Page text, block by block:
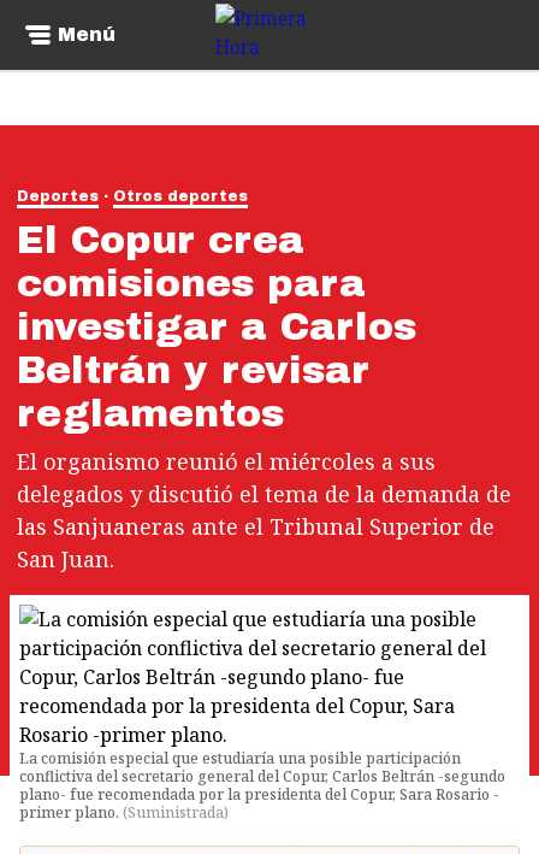
Menú
Deportes Otros deportes
El Copur crea
comisiones para
investigar a Carlos
Beltrán y revisar
reglamentos
El organismo reunió el miércoles a sus
delegados y discutió el tema de la demanda de
las Sanjuaneras ante el Tribunal Superior de
San Juan.
La comisión especial que estudiaría una posible participación
conflictiva del secretario general del Copur, Carlos Beltrán -segundo
plano- fue recomendada por la presidenta del Copur, Sara Rosario -
primer plano. (Suministrada)